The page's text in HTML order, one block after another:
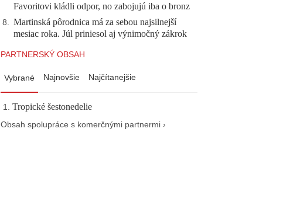
Favoritovi kládli odpor, no zabojujú iba o bronz
8. Martinská pôrodnica má za sebou najsilnejší
mesiac roka. Júl priniesol aj výnimočný zákrok
PARTNERSKÝ OBSAH
Vybrané Najnovšie Najčítanejšie
Tropické šestonedelie
Obsah spolupráce s komerčnými partnermi ›